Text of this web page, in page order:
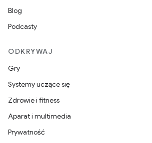
Blog
Podcasty
ODKRYWAJ
Gry
Systemy uczące się
Zdrowie i fitness
Aparat i multimedia
Prywatność